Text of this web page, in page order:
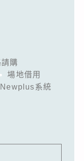
購
場地借用
系統